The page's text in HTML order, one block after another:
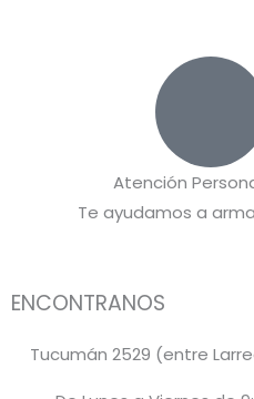
Atención
Te ayudamos a
ENCONTRANOS
Tucumán 2529 (entre